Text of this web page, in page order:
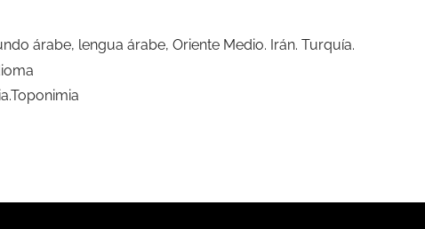
árabe, lengua árabe, Oriente Medio. Irán. Turquía.